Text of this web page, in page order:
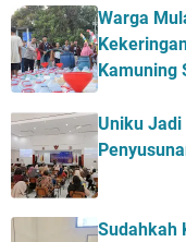
Warga
Kamuning
Uniku Jadi
Sudahkah